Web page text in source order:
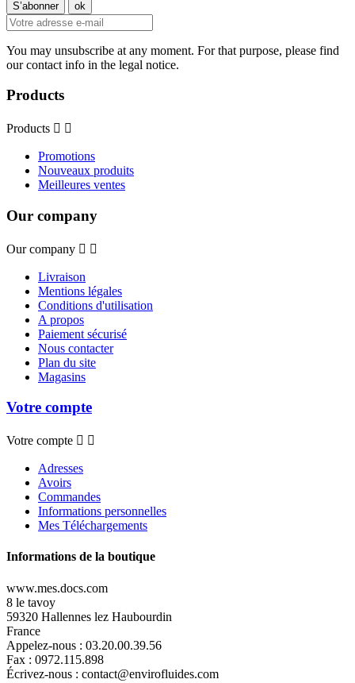
You may unsubscribe at any moment. For that purpose, please find
our contact info in the legal notice.
Products
Products  
Promotions
Nouveaux produits
Meilleures ventes
Our company
Our company  
Livraison
Mentions légales
Conditions d'utilisation
A propos
Paiement sécurisé
Nous contacter
Plan du site
Magasins
Votre compte
Votre compte  
Adresses
Avoirs
Commandes
Informations personnelles
Mes Téléchargements
Informations de la boutique
www.mes.docs.com
8 le tavoy
59320 Hallennes lez Haubourdin
France
Appelez-nous : 03.20.00.39.56
Fax : 0972.115.898
Écrivez-nous : contact@envirofluides.com